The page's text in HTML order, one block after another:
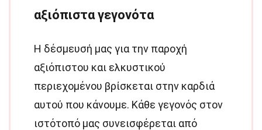
αξιόπιστα γεγονότα
Η δέσμευσή μας για την παροχή
αξιόπιστου και ελκυστικού
περιεχομένου βρίσκεται στην καρδιά
αυτού που κάνουμε. Κάθε γεγονός στον
ιστότοπό μας συνεισφέρεται από